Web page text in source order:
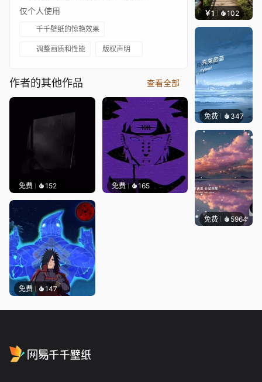
仅个人使用
千千壁纸的惊艳效果
调整画质和性能 版权声明
作者的其他作品 查看全部
免费 152 免费 165
免费 147
￥1 102 叮叮
免费 347冰茶Ln
免费 5964冰茶